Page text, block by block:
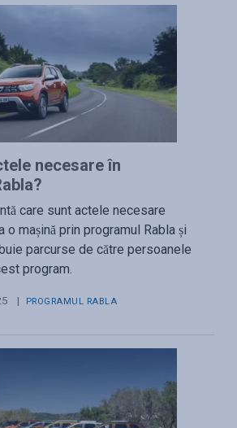
necesare în
care sunt actele necesare
o mașină prin programul Rabla și
parcurse de către persoanele
program.
| PROGRAMUL RABLA